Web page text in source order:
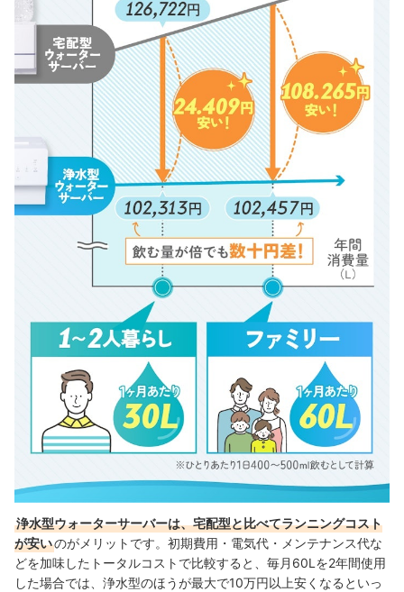
浄水型ウォーターサーバーは、宅配型と比べてランニングコスト
が安いのがメリットです。初期費用・電気代・メンテナンス代な
どを加味したトータルコストで比較すると、毎月60Lを2年間使用
した場合では、浄水型のほうが最大で10万円以上安くなるといっ